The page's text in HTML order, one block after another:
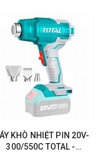
KHÒ NHIỆT PIN 20V-
300/550C TOTAL -